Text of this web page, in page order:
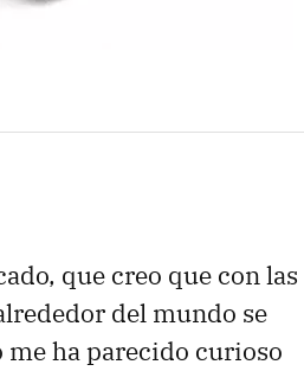
que creo que con las
del mundo se
ha parecido curioso